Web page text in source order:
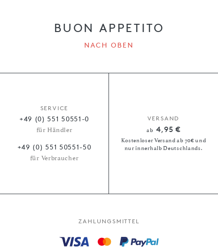
BUON APPETITO
NACH OBEN
SERVICE
+49 (0) 551 50551-0
für Händler
+49 (0) 551 50551-50
für Verbraucher
VERSAND
ab 4,95 €
Kostenloser Versand ab 70€ und
nur innerhalb Deutschlands.
ZAHLUNGSMITTEL